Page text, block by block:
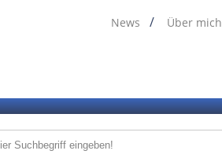
News Über mich